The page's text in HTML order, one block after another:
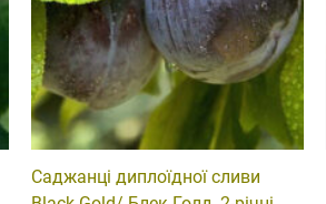
Саджанці диплоїдної сливи